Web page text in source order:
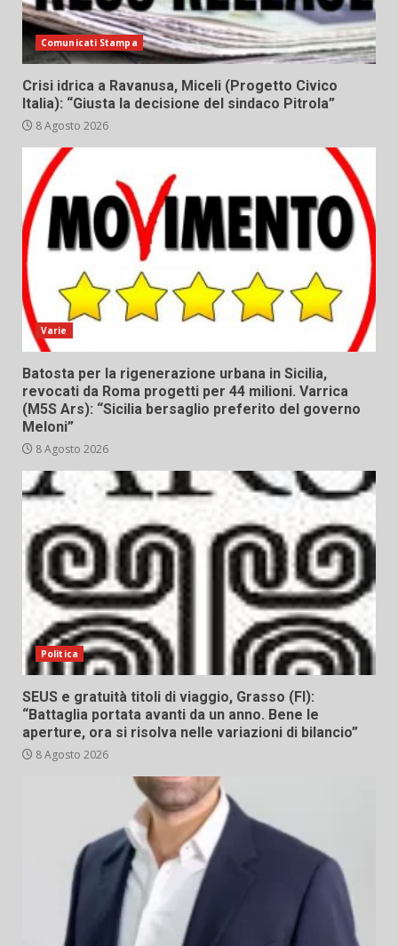
Comunicati Stampa
Crisi idrica a Ravanusa, Miceli (Progetto Civico
Italia): “Giusta la decisione del sindaco Pitrola”
8 Agosto 2026
Varie
Batosta per la rigenerazione urbana in Sicilia,
revocati da Roma progetti per 44 milioni. Varrica
(M5S Ars): “Sicilia bersaglio preferito del governo
Meloni”
8 Agosto 2026
Politica
SEUS e gratuità titoli di viaggio, Grasso (FI):
“Battaglia portata avanti da un anno. Bene le
aperture, ora si risolva nelle variazioni di bilancio”
8 Agosto 2026